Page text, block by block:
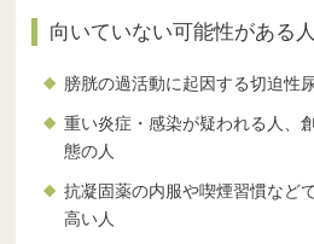
向いていない可能性がある人
膀胱の過活動に起因する切迫性
重い炎症・感染が疑われる人、
態の人
抗凝固薬の内服や喫煙習慣など
高い人